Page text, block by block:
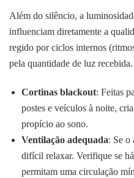
Além do silêncio, a
influenciam diretamente a
regido por ciclos internos
pela quantidade de luz
Cortinas blackout: Feitas
postes e veículos à noite,
propício ao sono.
Ventilação adequada: Se o
difícil relaxar. Verifique se
permitam uma circulação